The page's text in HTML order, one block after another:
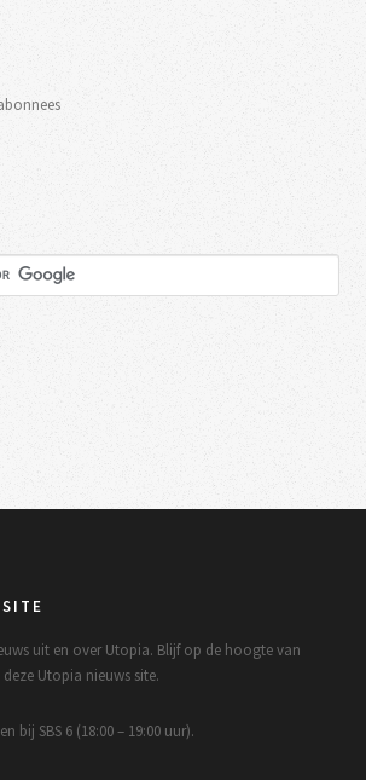
uit en over Utopia. Blijf op de hoogte van
Utopia nieuws site.
bij SBS 6 (18:00 – 19:00 uur).